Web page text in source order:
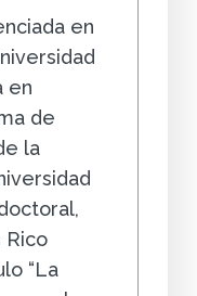
en
en
de
la
Rico
“La